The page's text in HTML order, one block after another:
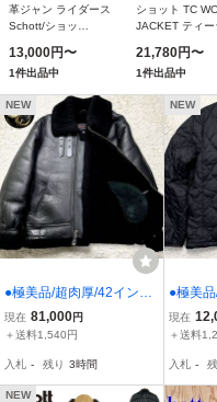
革ジャン ライダース
Schott/ショッ
SUEDE LEATHER
JACKET/ウエスタン
スエード レザージャ
ケット メンズ
13,000円〜
1件出品中
ショット TC
JACKET ティー
3112055 メンズ
014 GREY
21,780円〜
1件出品中
NEW
●極美品/超肉厚/42インチ
SCHOTT ショット B-3 ム
ートンジャケット フライ
ケット 黒 ブラック 羊革
シープスキン
現在 81,000円
＋送料1,540円
入札 - 残り 3時間
NEW
●極美
ショッ
インナ
ブラッ
ファス
現在
＋送料
入札 -
NEW